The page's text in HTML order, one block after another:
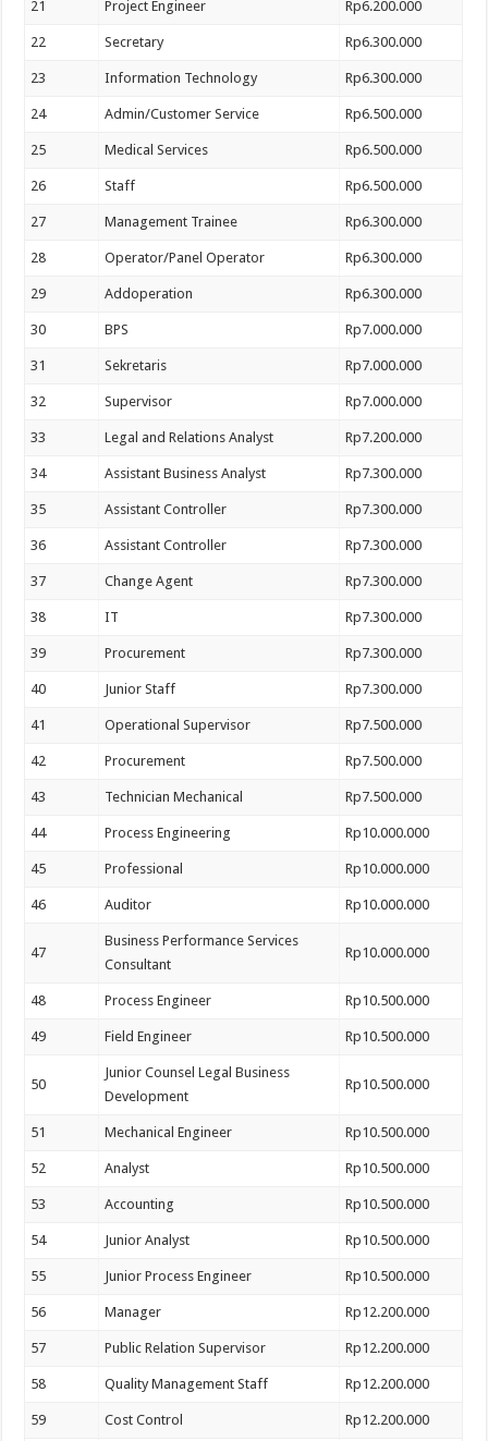
21 Project Engineer Rp6.200.000
22 Secretary Rp6.300.000
23 Information Technology Rp6.300.000
24 Admin/Customer Service Rp6.500.000
25 Medical Services Rp6.500.000
26 Staff Rp6.500.000
27 Management Trainee Rp6.300.000
28 Operator/Panel Operator Rp6.300.000
29 Addoperation Rp6.300.000
30 BPS Rp7.000.000
31 Sekretaris Rp7.000.000
32 Supervisor Rp7.000.000
33 Legal and Relations Analyst Rp7.200.000
34 Assistant Business Analyst Rp7.300.000
35 Assistant Controller Rp7.300.000
36 Assistant Controller Rp7.300.000
37 Change Agent Rp7.300.000
38 IT Rp7.300.000
39 Procurement Rp7.300.000
40 Junior Staff Rp7.300.000
41 Operational Supervisor Rp7.500.000
42 Procurement Rp7.500.000
43 Technician Mechanical Rp7.500.000
44 Process Engineering Rp10.000.000
45 Professional Rp10.000.000
46 Auditor Rp10.000.000
47
Business Performance Services
Consultant
Rp10.000.000
48 Process Engineer Rp10.500.000
49 Field Engineer Rp10.500.000
50
Junior Counsel Legal Business
Development
Rp10.500.000
51 Mechanical Engineer Rp10.500.000
52 Analyst Rp10.500.000
53 Accounting Rp10.500.000
54 Junior Analyst Rp10.500.000
55 Junior Process Engineer Rp10.500.000
56 Manager Rp12.200.000
57 Public Relation Supervisor Rp12.200.000
58 Quality Management Staff Rp12.200.000
59 Cost Control Rp12.200.000